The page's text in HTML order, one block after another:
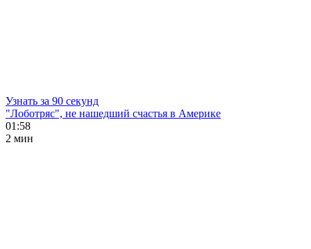
Узнать за 90 секунд
"Лоботряс", не нашедший счастья в Америке
01:58
2 мин